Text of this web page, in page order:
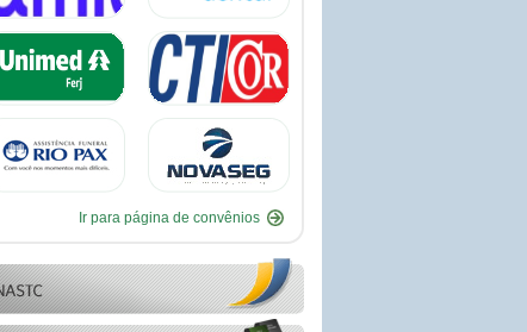
Ir para página de convênios